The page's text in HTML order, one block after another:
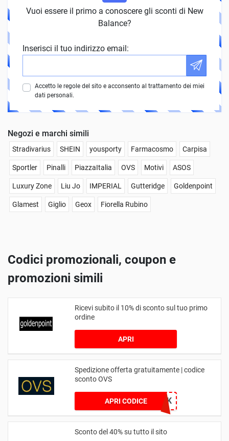
Vuoi essere il primo a conoscere gli sconti di New
Balance?
Inserisci il tuo indirizzo email:
Accetto le regole del sito e acconsento al trattamento dei miei
dati personali.
Negozi e marchi simili
Stradivarius SHEIN yousporty Farmacosmo Carpisa
Sportler Pinalli PiazzaItalia OVS Motivi ASOS
Luxury Zone Liu Jo IMPERIAL Gutteridge Goldenpoint
Glamest Giglio Geox Fiorella Rubino
Codici promozionali, coupon e
promozioni simili
Ricevi subito il 10% di sconto sul tuo primo
ordine
APRI
Spedizione offerta gratuitamente | codice
sconto OVS
APRI CODICE
SUPERWEEK
Sconto del 40% su tutto il sito